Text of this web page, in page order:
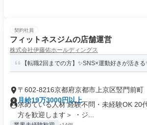
契約社員
フィットネスジムの店舗運営
株式会社伊藤佑ホールディングス
【転職2回までの方】✨SNS×運動好きが活きる
〒602-8216京都府京都市上京区竪門前町
月給19万3000円以上
求めている人材 経験不問・未経験OK 20
方を歓迎します＞ ・ジ...